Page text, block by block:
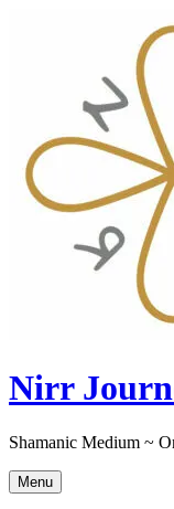
Nirr
Shamanic Medium ~
Menu